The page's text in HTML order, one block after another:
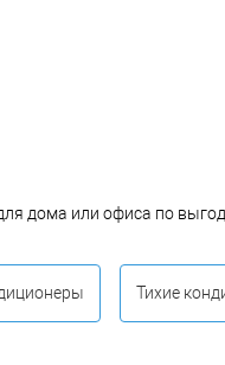
дома или офиса по
Тихие